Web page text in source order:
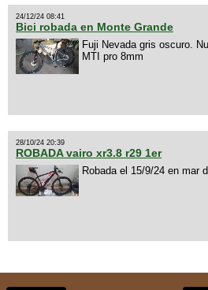
24/12/24 08:41
Bici robada en Monte Grande
Fuji Nevada gris oscuro.
MTI pro 8mm
28/10/24 20:39
ROBADA vairo xr3.8 r29 1er
Robada el 15/9/24 en mar